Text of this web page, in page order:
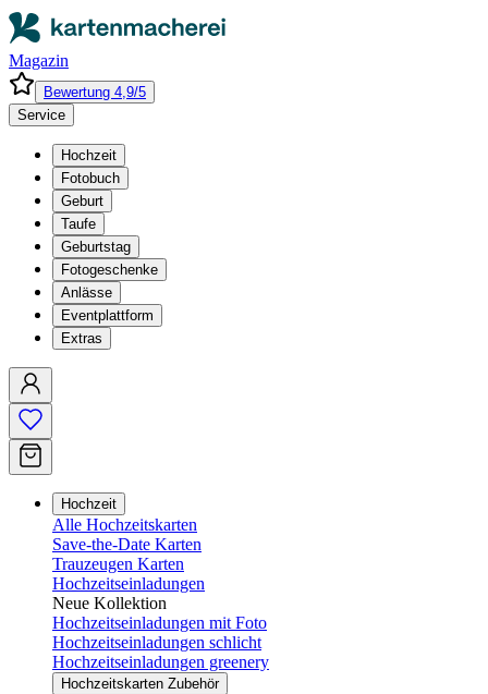
Magazin
Bewertung 4,9/5
Service
Hochzeit
Fotobuch
Geburt
Taufe
Geburtstag
Fotogeschenke
Anlässe
Eventplattform
Extras
Hochzeit
Alle Hochzeitskarten
Save-the-Date Karten
Trauzeugen Karten
Hochzeitseinladungen
Neue Kollektion
Hochzeitseinladungen mit Foto
Hochzeitseinladungen schlicht
Hochzeitseinladungen greenery
Hochzeitskarten Zubehör